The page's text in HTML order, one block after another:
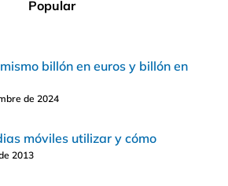
Popular
billón en euros y billón en
de 2024
móviles utilizar y cómo
2013